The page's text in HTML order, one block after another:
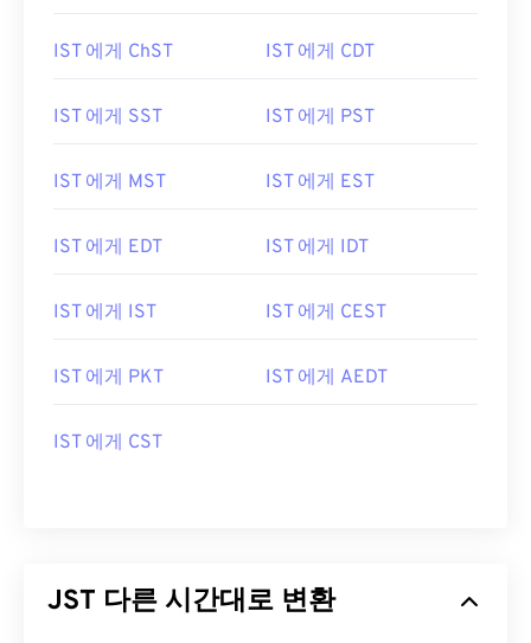
IST 에게 ChST IST 에게 CDT
IST 에게 SST IST 에게 PST
IST 에게 MST IST 에게 EST
IST 에게 EDT IST 에게 IDT
IST 에게 IST IST 에게 CEST
IST 에게 PKT IST 에게 AEDT
IST 에게 CST
JST 다른 시간대로 변환